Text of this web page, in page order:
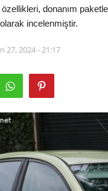
donanım
incelenmiştir.
27, 2024 - 21:17